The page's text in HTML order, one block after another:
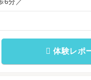
体験レポ